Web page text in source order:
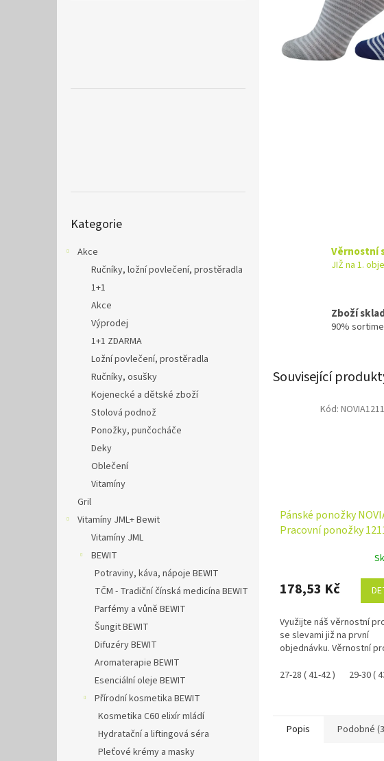
kategorie
Kategorie
Akce
Ručníky, ložní povlečení, prostěradla
1+1
Akce
Výprodej
1+1 ZDARMA
Ložní povlečení, prostěradla
Ručníky, osušky
Kojenecké a dětské zboží
Stolová podnož
Ponožky, punčocháče
Deky
Oblečení
Vitamíny
Gril
Vitamíny JML+ Bewit
Vitamíny JML
BEWIT
Potraviny, káva, nápoje BEWIT
TČM - Tradiční čínská medicína BEWIT
Parfémy a vůně BEWIT
Šungit BEWIT
Difuzéry BEWIT
Aromaterapie BEWIT
Esenciální oleje BEWIT
Přírodní kosmetika BEWIT
Kosmetika C60 elixír mládí
Hydratační a liftingová séra
Pleťové krémy a masky
Věrnostní
JIŽ na 1.
Zboží
90%
Související
Pánské ponožky
Pracovní ponožky
178,53 Kč
Využijte náš věrnostní
se slevami již na první
objednávku. Věrnostní
27-28 ( 41-42 )
29-30 (
Kód:
Popis Podobné